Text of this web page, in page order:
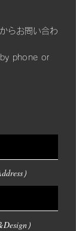
らお問い合わ
phone or
）
）